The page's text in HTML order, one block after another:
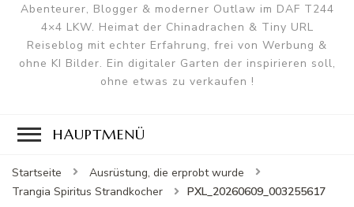
Abenteurer, Blogger & moderner Outlaw im DAF T244
4×4 LKW. Heimat der Chinadrachen & Tiny URL
Reiseblog mit echter Erfahrung, frei von Werbung &
ohne KI Bilder. Ein digitaler Garten der inspirieren soll,
ohne etwas zu verkaufen !
HAUPTMENÜ
Startseite
Ausrüstung, die erprobt wurde
Trangia Spiritus Strandkocher
PXL_20260609_003255617